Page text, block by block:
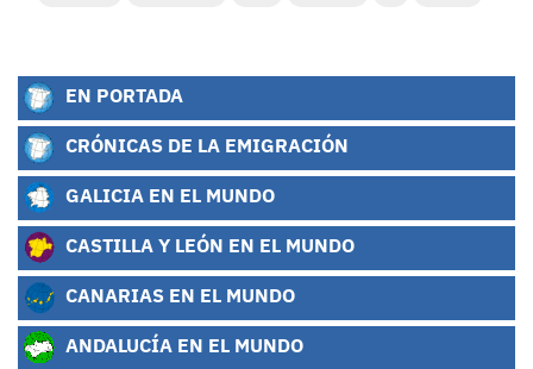
EN PORTADA
CRÓNICAS DE LA EMIGRACIÓN
GALICIA EN EL MUNDO
CASTILLA Y LEÓN EN EL MUNDO
CANARIAS EN EL MUNDO
ANDALUCÍA EN EL MUNDO